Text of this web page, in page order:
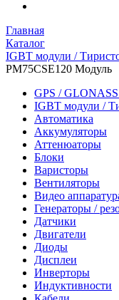
Главная
Каталог
IGBT модули /
PM75CSE120 Модуль
GPS /
IGBT модули /
Автоматика
Аккумуляторы
Аттенюаторы
Блоки
Варисторы
Вентиляторы
Видео
Генераторы /
Датчики
Двигатели
Диоды
Дисплеи
Инверторы
Индуктивности